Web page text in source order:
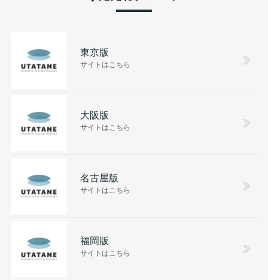
東京版
サイトはこちら
大阪版
サイトはこちら
名古屋版
サイトはこちら
福岡版
サイトはこちら